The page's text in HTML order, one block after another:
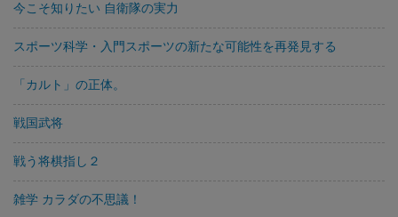
今こそ知りたい 自衛隊の実力
スポーツ科学・入門スポーツの新たな可能性を再発見する
「カルト」の正体。
戦国武将
戦う将棋指し２
雑学 カラダの不思議！